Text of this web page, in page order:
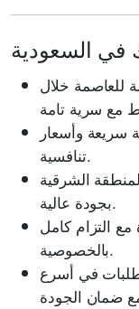
في السعودية
للعاصمة خلال
وأسعار
تنافسية.
الشرقية
بجودة عالية.
التزام كامل
بالخصوصية.
في أسرع